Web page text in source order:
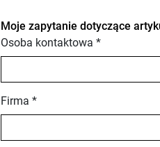
Moje zapytanie dotyczące
Osoba kontaktowa *
Firma *